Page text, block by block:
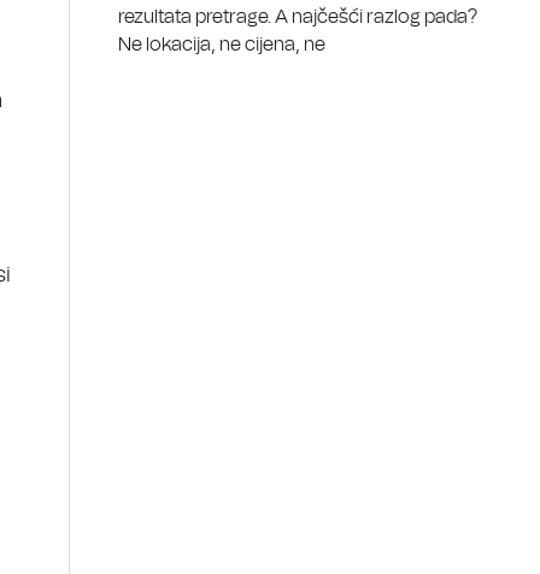
rezultata pretrage. A najčešći razlog pada?
Ne lokacija, ne cijena, ne